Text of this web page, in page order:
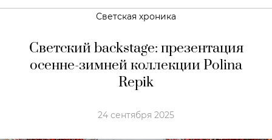
Светская хроника
Светский backstage: презентация
осенне-зимней коллекции Polina
Repik
24 сентября 2025